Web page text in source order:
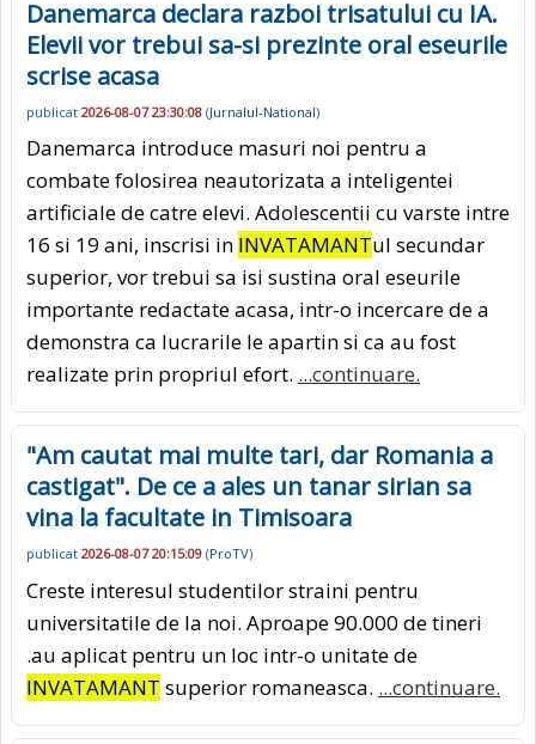
Danemarca declara razboi trisatului cu IA.
Elevii vor trebui sa-si prezinte oral eseurile
scrise acasa
publicat 2026-08-07 23:30:08 (Jurnalul-National)
Danemarca introduce masuri noi pentru a
combate folosirea neautorizata a inteligentei
artificiale de catre elevi. Adolescentii cu varste intre
16 si 19 ani, inscrisi in INVATAMANTul secundar
superior, vor trebui sa isi sustina oral eseurile
importante redactate acasa, intr-o incercare de a
demonstra ca lucrarile le apartin si ca au fost
realizate prin propriul efort. ...continuare.
"Am cautat mai multe tari, dar Romania a
castigat". De ce a ales un tanar sirian sa
vina la facultate in Timisoara
publicat 2026-08-07 20:15:09 (ProTV)
Creste interesul studentilor straini pentru
universitatile de la noi. Aproape 90.000 de tineri
.au aplicat pentru un loc intr-o unitate de
INVATAMANT superior romaneasca. ...continuare.